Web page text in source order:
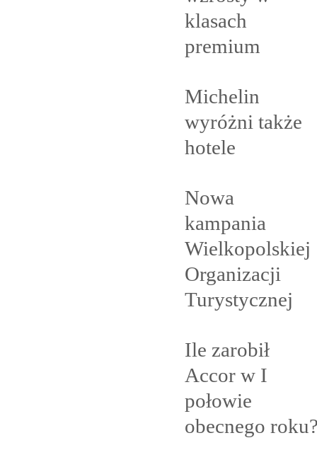
klasach
premium
Michelin
wyróżni także
hotele
Nowa
kampania
Wielkopolskiej
Organizacji
Turystycznej
Ile zarobił
Accor w I
połowie
obecnego